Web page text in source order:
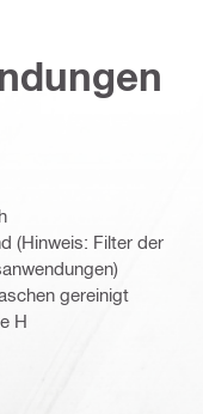
(Hinweis: Filter der
gereinigt
H